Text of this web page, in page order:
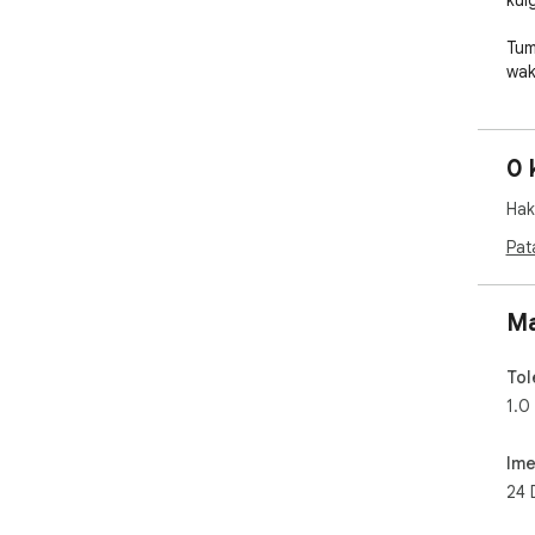
0
1.0
24